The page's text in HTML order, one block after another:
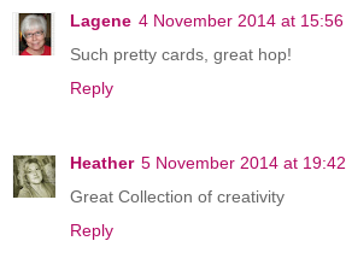
Lagene 4 November 2014 at 15:56
Such pretty cards, great hop!
Reply
Heather 5 November 2014 at 19:42
Great Collection of creativity
Reply